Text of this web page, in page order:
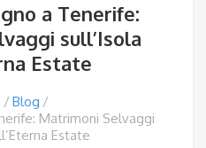
a Tenerife:
sull’Isola
Estate
Blog
Matrimoni Selvaggi
Estate